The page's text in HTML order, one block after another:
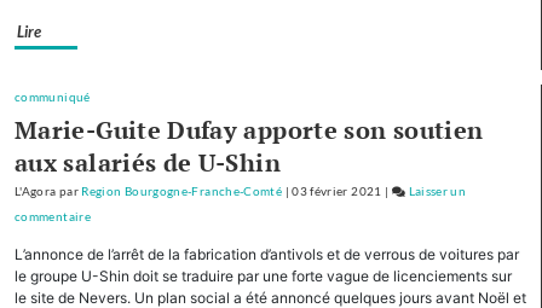
d’investissement
le
tourisme
de
montagne
Lire
communiqué
Marie-Guite Dufay apporte son soutien
aux salariés de U-Shin
L'Agora par Region Bourgogne-Franche-Comté |03 février 2021 |
Laisser un
commentaireon
autres
L’annonce de l’arrêt de la fabrication d’antivols et de verrous de voitures par
le groupe U-Shin doit se traduire par une forte vague de licenciements sur
le site de Nevers. Un plan social a été annoncé quelques jours avant Noël et